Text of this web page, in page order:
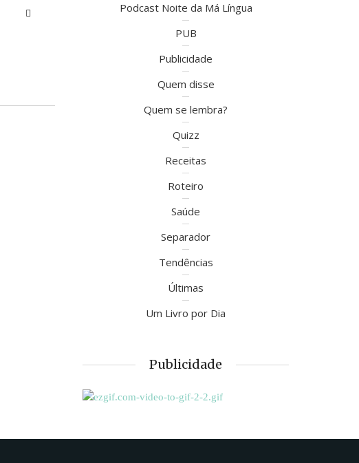
Podcast Noite da Má Língua
PUB
Publicidade
Quem disse
Quem se lembra?
Quizz
Receitas
Roteiro
Saúde
Separador
Tendências
Últimas
Um Livro por Dia
Publicidade